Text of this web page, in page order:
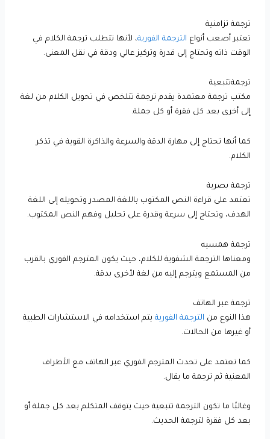
ترجمة تزامنية
تعتبر أصعب أنواع الترجمة الفورية، لأنها تتطلب ترجمة الكلام في
الوقت ذاته وتحتاج إلى قدرة وتركيز عالي ودقة في نقل المعنى.
ترجمةتتبعية
مكتب ترجمة معتمدة يقدم ترجمة تتلخص في تحويل الكلام من لغة
إلى أخرى بعد كل فقرة أو كل جملة.
كما أنها تحتاج إلى مهارة الدقة والسرعة والذاكرة القوية في تذكر
الكلام.
ترجمة بصرية
تعتمد على قراءة النص المكتوب باللغة المصدر وتحويله إلى اللغة
الهدف، وتحتاج إلى سرعة وقدرة على تحليل وفهم النص المكتوب.
ترجمة همسيه
ومعناها الترجمة الشفوية للكلام، حيث يكون المترجم الفوري بالقرب
من المستمع ويترجم إليه من لغة لأخرى بدقة.
ترجمة عبر الهاتف
هذا النوع من الترجمة الفورية يتم استخدامه في الاستشارات الطبية
أو غيرها من الحالات.
كما تعتمد على تحدث المترجم الفوري عبر الهاتف مع الأطراف
المعنية ثم ترجمة ما يقال.
وغالبًا ما تكون الترجمة تتبعية حيث يتوقف المتكلم بعد كل جملة أو
بعد كل فقرة لترجمة الحديث.